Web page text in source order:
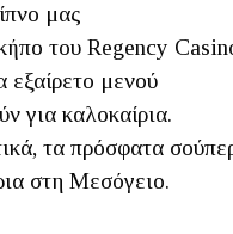
μας
του Regency
μενού
για καλοκαίρια.
τα πρόσφατα
στη Μεσόγειο.